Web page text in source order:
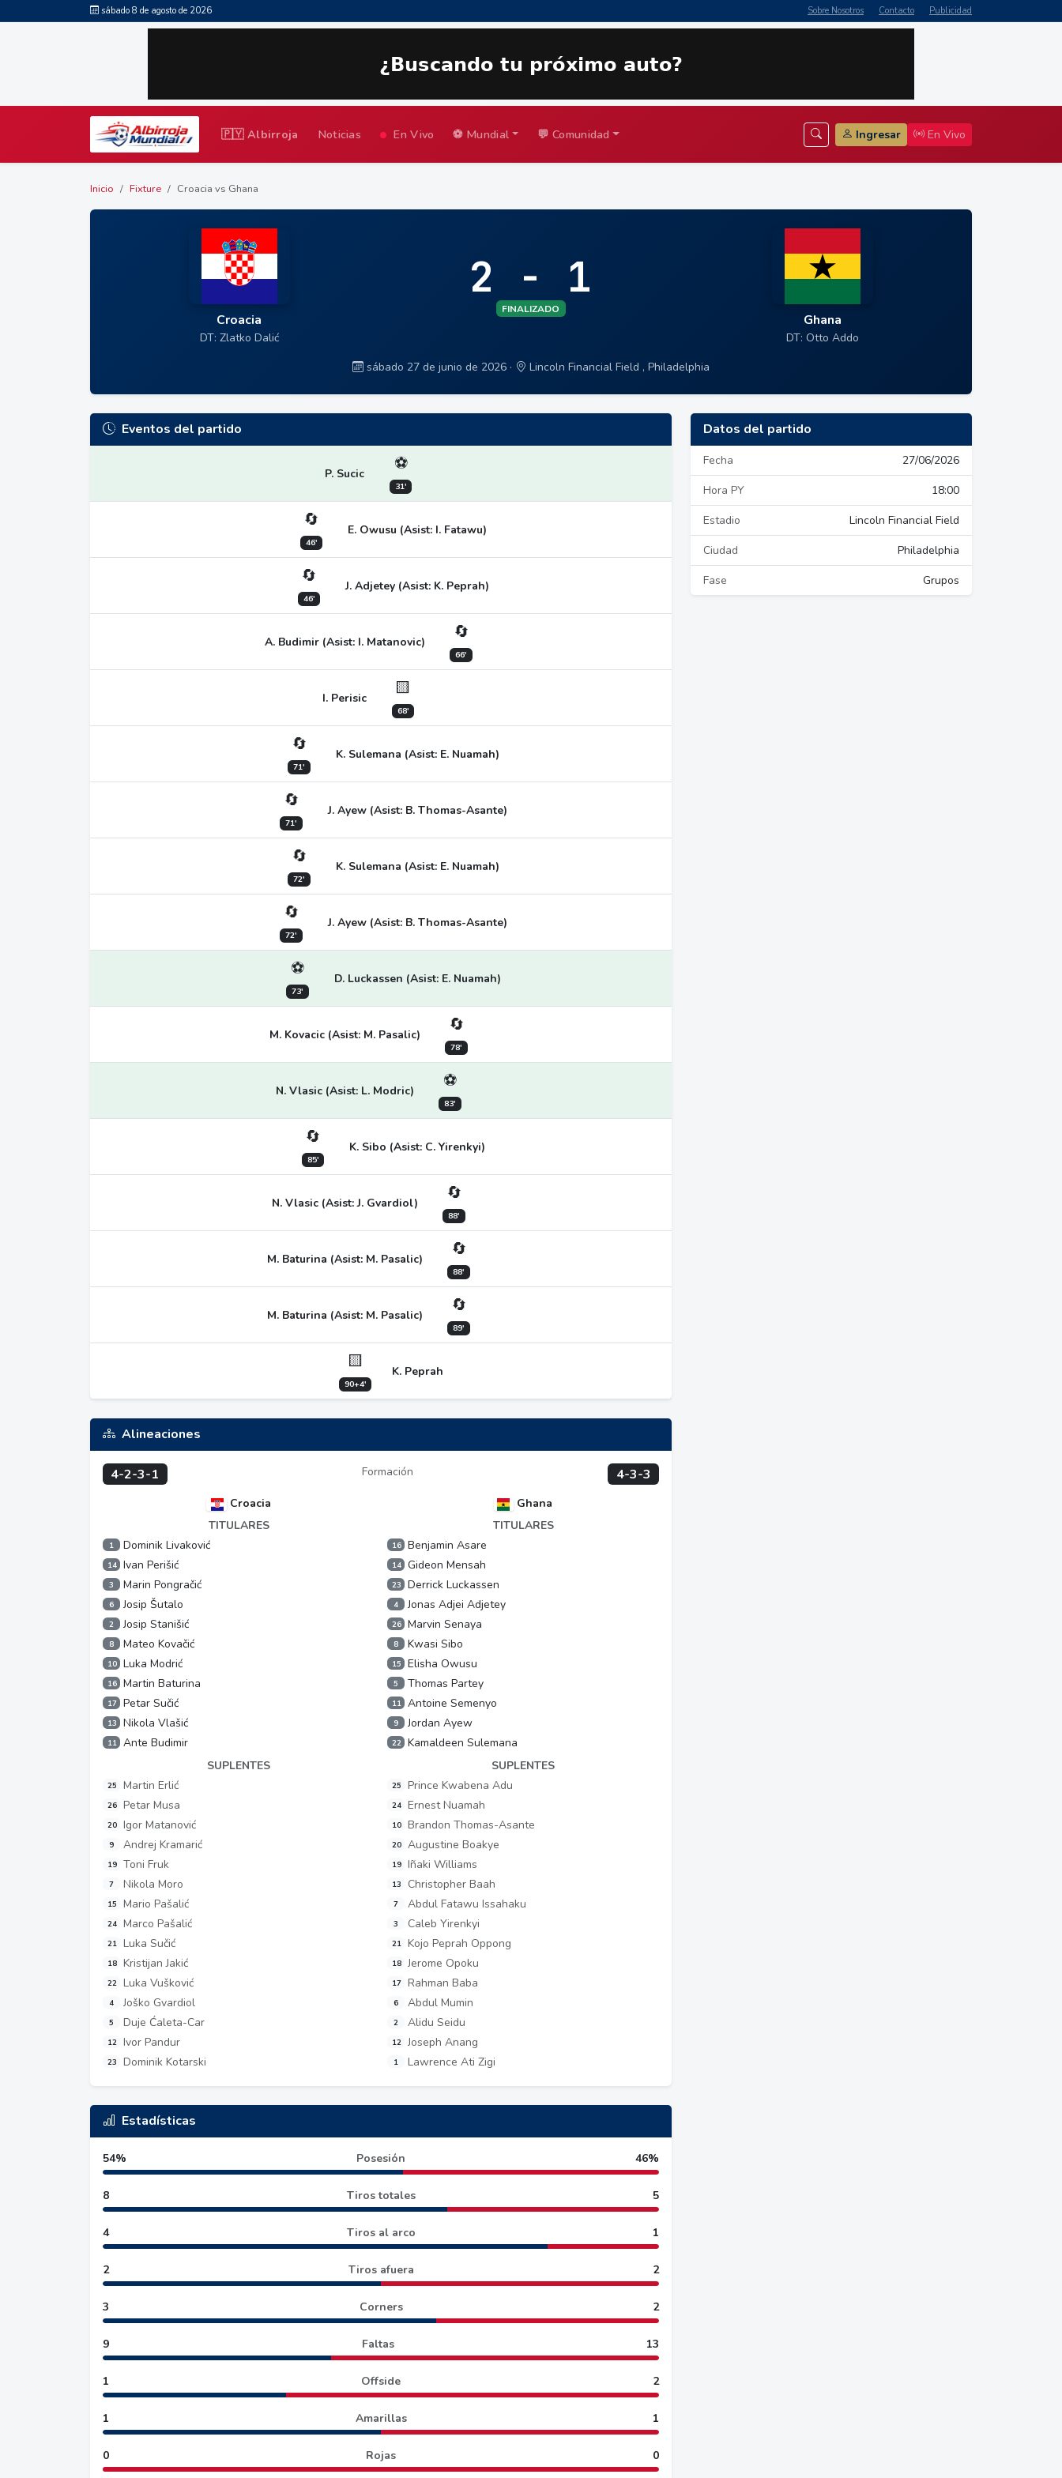
sábado 8 de agosto de 2026 Sobre Nosotros Contacto Publicidad
🇵🇾 Albirroja Noticias En Vivo ⚽ Mundial 💬 Comunidad Ingresar En Vivo
Inicio Fixture Croacia vs Ghana
Croacia
DT: Zlatko Dalić
2 - 1
FINALIZADO
Ghana
DT: Otto Addo
sábado 27 de junio de 2026 ·
Lincoln Financial Field , Philadelphia
Eventos del partido
P. Sucic ⚽
31'
🔄
46'
E. Owusu (Asist: I. Fatawu)
🔄
46'
J. Adjetey (Asist: K. Peprah)
A. Budimir (Asist: I. Matanovic) 🔄
66'
I. Perisic 🟨
68'
🔄
71'
K. Sulemana (Asist: E. Nuamah)
🔄
71'
J. Ayew (Asist: B. Thomas-Asante)
🔄
72'
K. Sulemana (Asist: E. Nuamah)
🔄
72'
J. Ayew (Asist: B. Thomas-Asante)
⚽
73'
D. Luckassen (Asist: E. Nuamah)
M. Kovacic (Asist: M. Pasalic) 🔄
78'
N. Vlasic (Asist: L. Modric) ⚽
83'
🔄
85'
K. Sibo (Asist: C. Yirenkyi)
N. Vlasic (Asist: J. Gvardiol) 🔄
88'
M. Baturina (Asist: M. Pasalic) 🔄
88'
M. Baturina (Asist: M. Pasalic) 🔄
89'
🟨
90+4'
K. Peprah
Alineaciones
4-2-3-1 Formación 4-3-3
Croacia
TITULARES
1 Dominik Livaković
14 Ivan Perišić
3 Marin Pongračić
6 Josip Šutalo
2 Josip Stanišić
8 Mateo Kovačić
10 Luka Modrić
16 Martin Baturina
17 Petar Sučić
13 Nikola Vlašić
11
Ante Budimir
SUPLENTES
25 Martin Erlić
26 Petar Musa
20 Igor Matanović
9 Andrej Kramarić
19 Toni Fruk
7 Nikola Moro
15 Mario Pašalić
24 Marco Pašalić
21 Luka Sučić
18 Kristijan Jakić
22 Luka Vušković
4 Joško Gvardiol
5 Duje Ćaleta-Car
12 Ivor Pandur
23 Dominik Kotarski
Ghana
TITULARES
16 Benjamin Asare
14 Gideon Mensah
23 Derrick Luckassen
4 Jonas Adjei Adjetey
26 Marvin Senaya
8 Kwasi Sibo
15 Elisha Owusu
5 Thomas Partey
11 Antoine Semenyo
9 Jordan Ayew
22
Kamaldeen Sulemana
SUPLENTES
25 Prince Kwabena Adu
24 Ernest Nuamah
10 Brandon Thomas-Asante
20 Augustine Boakye
19 Iñaki Williams
13 Christopher Baah
7 Abdul Fatawu Issahaku
3 Caleb Yirenkyi
21 Kojo Peprah Oppong
18 Jerome Opoku
17 Rahman Baba
6 Abdul Mumin
2 Alidu Seidu
12 Joseph Anang
1 Lawrence Ati Zigi
Estadísticas
54% Posesión 46%
8 Tiros totales 5
4 Tiros al arco 1
2 Tiros afuera 2
3 Corners 2
9 Faltas 13
1 Offside 2
1 Amarillas 1
0 Rojas 0
Datos del partido
Fecha
27/06/2026
Hora PY
18:00
Estadio
Lincoln Financial Field
Ciudad
Philadelphia
Fase
Grupos